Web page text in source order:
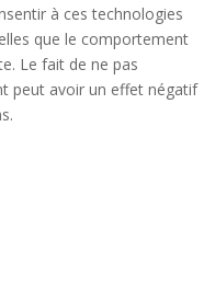
à ces technologies
que le comportement
Le fait de ne pas
peut avoir un effet négatif